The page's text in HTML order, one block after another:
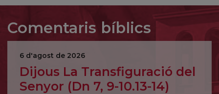
Comentaris bíblics
6 d'agost de 2026
Dijous La Transfiguració del
Senyor (Dn 7, 9-10.13-14)